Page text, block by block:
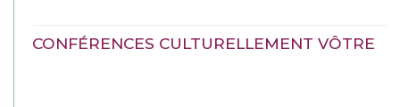
CONFÉRENCES CULTURELLEMENT VÔTRE